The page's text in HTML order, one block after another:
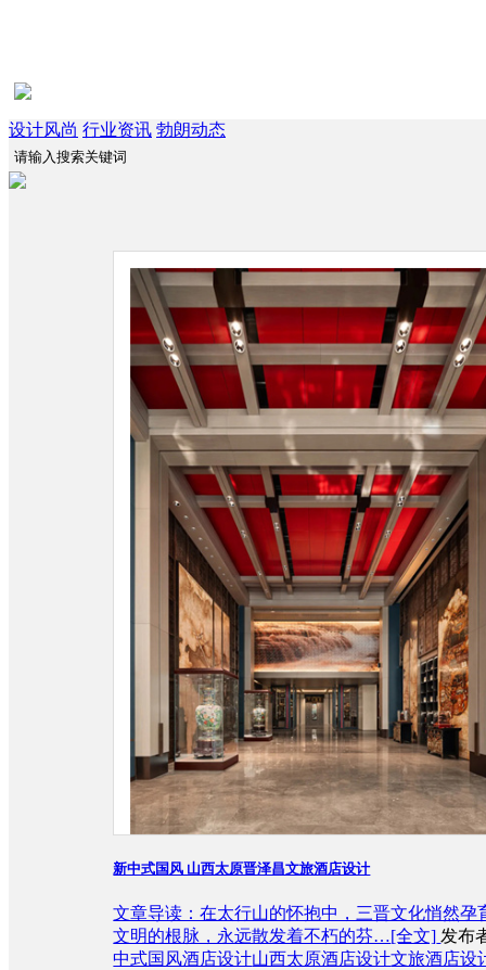
设计风尚 行业资讯 勃朗动态
新中式国风 山西太原晋泽昌文旅酒店设计
文章导读：在太行山的怀抱中，三晋文化悄然
文明的根脉，永远散发着不朽的芬…[全文] 发布
中式国风酒店设计山西太原酒店设计文旅酒店设